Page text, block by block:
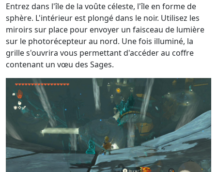
Entrez dans l'île de la voûte céleste, l'île en forme de
sphère. L'intérieur est plongé dans le noir. Utilisez les
miroirs sur place pour envoyer un faisceau de lumière
sur le photorécepteur au nord. Une fois illuminé, la
grille s'ouvrira vous permettant d'accéder au coffre
contenant un vœu des Sages.